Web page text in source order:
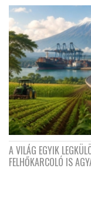
A VILÁG EGYIK
FELHŐKARCOLÓ IS